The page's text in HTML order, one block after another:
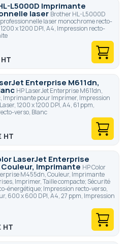
L5000D Imprimante
laser Brother HL-L5000D
laser monochrome recto-
x 1200 DPI, A4, Impression recto-
Enterprise M611dn,
HP LaserJet Enterprise M611dn,
Imprimante pour Imprimer, Impression
1200 x 1200 DPI, A4, 61 ppm,
verso, Blanc
LaserJet Enterprise
Imprimante HP Color
M455dn, Couleur, Imprimante
Imprimer, Taille compacte; Sécurité
énergétique; Impression recto-verso,
600 x 600 DPI, A4, 27 ppm, Impression